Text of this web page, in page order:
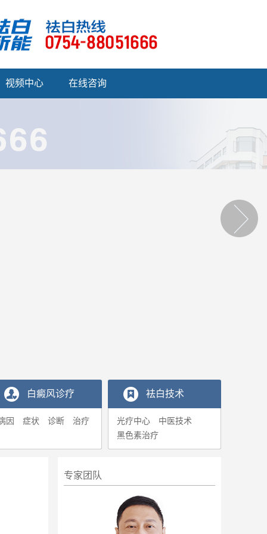
视频中心 在线咨询
白癜风诊疗
因 症状 诊断 治疗
袪白技术
光疗中心
中医技术
黑色素治疗
专家团队